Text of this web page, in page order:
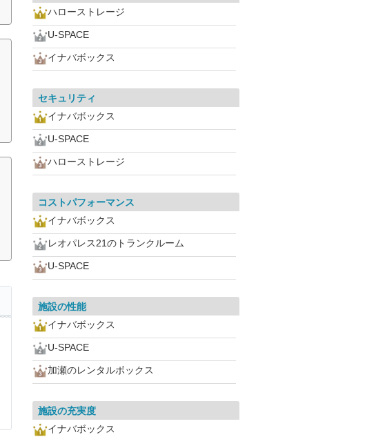
ハローストレージ
U-SPACE
イナバボックス
セキュリティ
イナバボックス
U-SPACE
ハローストレージ
コストパフォーマンス
イナバボックス
レオパレス21のトランクルーム
U-SPACE
施設の性能
イナバボックス
U-SPACE
加瀬のレンタルボックス
施設の充実度
イナバボックス